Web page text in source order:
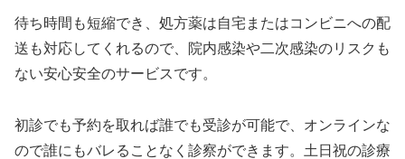
待ち時間も短縮でき、処方薬は自宅またはコンビニへの配
送も対応してくれるので、院内感染や二次感染のリスクも
ない安心安全のサービスです。
初診でも予約を取れば誰でも受診が可能で、オンラインな
ので誰にもバレることなく診察ができます。土日祝の診療